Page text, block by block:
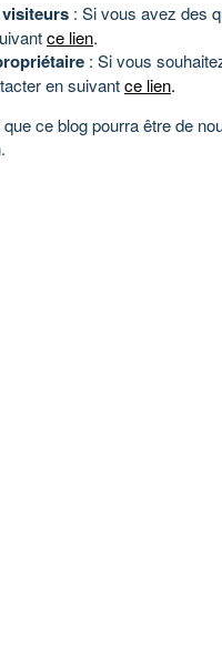
: Si vous avez des
ce lien.
: Si vous
en suivantce lien.
ce blog pourra être de